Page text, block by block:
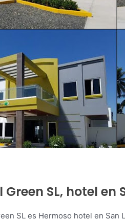
Green SL, hotel en
SL es Hermoso hotel en